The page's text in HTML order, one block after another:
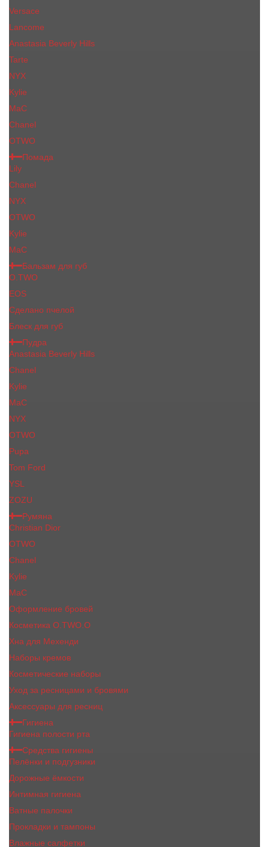
Versace
Lancome
Anastasia Beverly Hills
Tarte
NYX
Kylie
MaC
Сhanеl
OTWO
Помада
Lily
Chanel
NYX
OTWO
Kylie
МаС
Бальзам для губ
O.TWO
EOS
Сделано пчелой
Блеск для губ
Пудра
Anastasia Beverly Hills
Chanel
Kylie
MaC
NYX
OTWO
Pupa
Tom Ford
YSL
ZOZU
Румяна
Christian Dior
OTWO
Сhanеl
Kylie
MaC
Оформление бровей
Косметика O.TWO.O
Хна для Мехенди
Наборы кремов
Косметические наборы
Уход за ресницами и бровями
Аксессуары для ресниц
Гигиена
Гигиена полости рта
Средства гигиены
Пелёнки и подгузники
Дорожные ёмкости
Интимная гигиена
Ватные палочки
Прокладки и тампоны
Влажные салфетки